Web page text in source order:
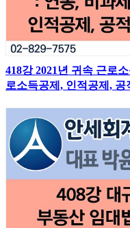
418강 2021년 귀속 근로
로소득공제, 인적공제, 공